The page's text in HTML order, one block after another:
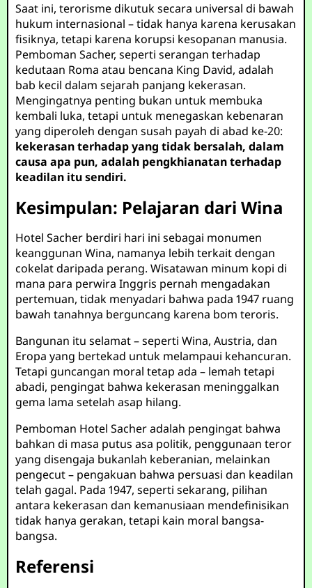
Saat ini, terorisme dikutuk secara universal di bawah
hukum internasional – tidak hanya karena kerusakan
fisiknya, tetapi karena korupsi kesopanan manusia.
Pemboman Sacher, seperti serangan terhadap
kedutaan Roma atau bencana King David, adalah
bab kecil dalam sejarah panjang kekerasan.
Mengingatnya penting bukan untuk membuka
kembali luka, tetapi untuk menegaskan kebenaran
yang diperoleh dengan susah payah di abad ke-20:
kekerasan terhadap yang tidak bersalah, dalam
causa apa pun, adalah pengkhianatan terhadap
keadilan itu sendiri.
Kesimpulan: Pelajaran dari Wina
Hotel Sacher berdiri hari ini sebagai monumen
keanggunan Wina, namanya lebih terkait dengan
cokelat daripada perang. Wisatawan minum kopi di
mana para perwira Inggris pernah mengadakan
pertemuan, tidak menyadari bahwa pada 1947 ruang
bawah tanahnya berguncang karena bom teroris.
Bangunan itu selamat – seperti Wina, Austria, dan
Eropa yang bertekad untuk melampaui kehancuran.
Tetapi guncangan moral tetap ada – lemah tetapi
abadi, pengingat bahwa kekerasan meninggalkan
gema lama setelah asap hilang.
Pemboman Hotel Sacher adalah pengingat bahwa
bahkan di masa putus asa politik, penggunaan teror
yang disengaja bukanlah keberanian, melainkan
pengecut – pengakuan bahwa persuasi dan keadilan
telah gagal. Pada 1947, seperti sekarang, pilihan
antara kekerasan dan kemanusiaan mendefinisikan
tidak hanya gerakan, tetapi kain moral bangsa-
bangsa.
Referensi